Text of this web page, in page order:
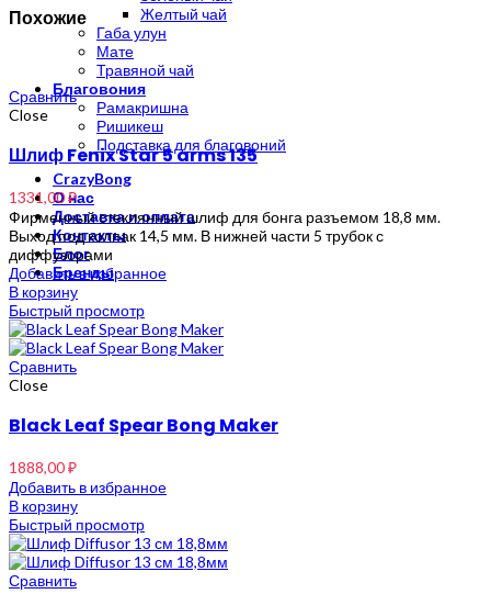
Желтый чай
Габа улун
Мате
Травяной чай
Благовония
Рамакришна
Ришикеш
Подставка для благовоний
CrazyBong
О нас
Доставка и оплата
Контакты
Блог
Бренды
Похожие
Сравнить
Close
Шлиф Fenix Star 5 arms 135
1331,00₽
Фирменный стеклянный шлиф для бонга разъемом 18,8 мм.
Выход под колпак 14,5 мм. В нижней части 5 трубок с
диффузорами
Добавить в избранное
В корзину
Быстрый просмотр
Сравнить
Close
Black Leaf Spear Bong Maker
1888,00₽
Добавить в избранное
В корзину
Быстрый просмотр
Сравнить